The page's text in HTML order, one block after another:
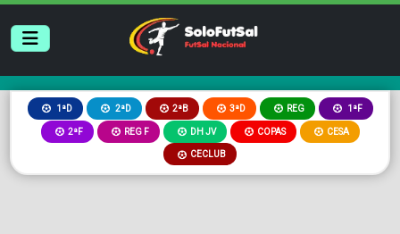
1ªD 2ªD 2ªB 3ªD REG 1ªF
2ªF REG F DH JV COPAS CESA
CECLUB